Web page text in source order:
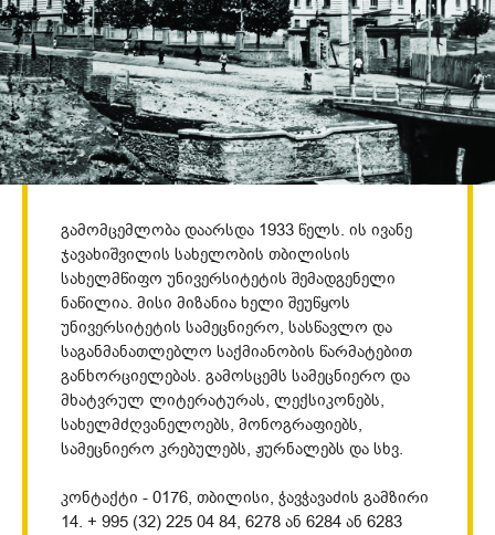
გამომცემლობა დაარსდა 1933 წელს. ის ივანე
ჯავახიშვილის სახელობის თბილისის
სახელმწიფო უნივერსიტეტის შემადგენელი
ნაწილია. მისი მიზანია ხელი შეუწყოს
უნივერსიტეტის სამეცნიერო, სასწავლო და
საგანმანათლებლო საქმიანობის წარმატებით
განხორციელებას. გამოსცემს სამეცნიერო და
მხატვრულ ლიტერატურას, ლექსიკონებს,
სახელმძღვანელოებს, მონოგრაფიებს,
სამეცნიერო კრებულებს, ჟურნალებს და სხვ.
კონტაქტი - 0176, თბილისი, ჭავჭავაძის გამზირი
14. + 995 (32) 225 04 84, 6278 ან 6284 ან 6283